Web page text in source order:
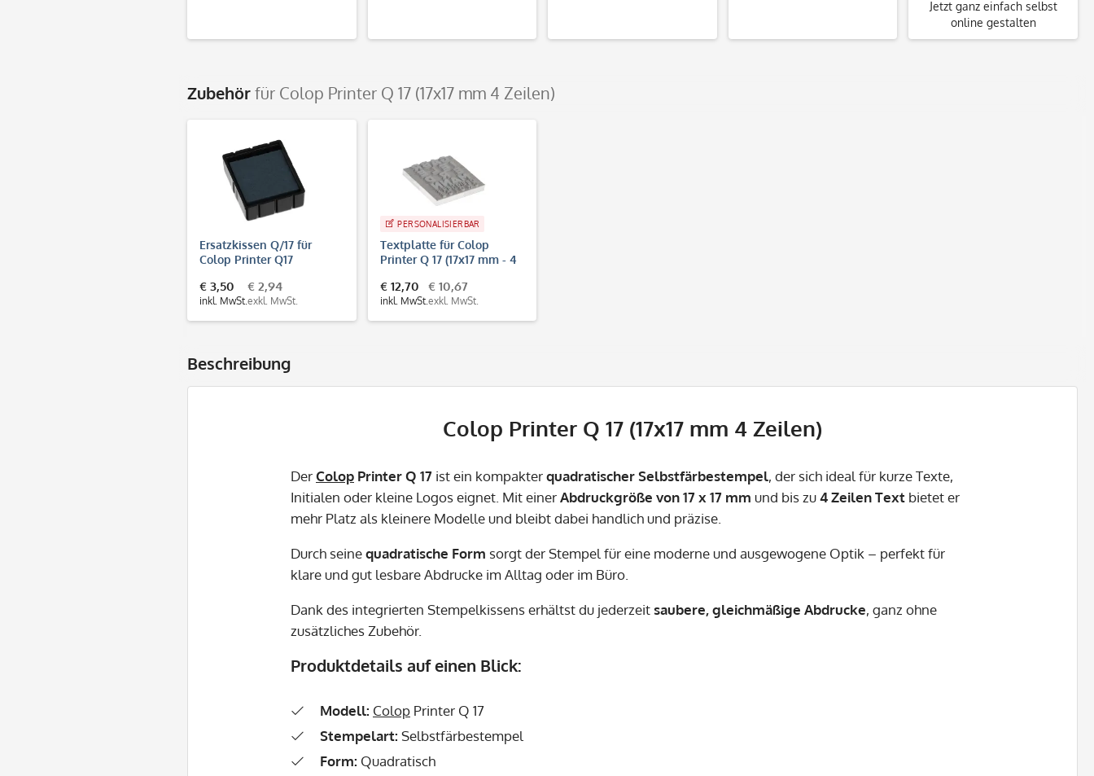
Jetzt ganz einfach selbst
online gestalten
Zubehörfür Colop Printer Q 17 (17x17 mm 4 Zeilen)
Ersatzkissen Q/17 für
Colop Printer Q17
€ 3,50
inkl. MwSt.
€ 2,94
exkl. MwSt.
PERSONALISIERBAR
Textplatte für Colop
Printer Q 17 (17x17 mm - 4
€ 12,70
inkl. MwSt.
€ 10,67
exkl. MwSt.
Beschreibung
Colop Printer Q 17 (17x17 mm 4 Zeilen)
DerColop Printer Q 17 ist ein kompakterquadratischer Selbstfärbestempel, der sich ideal für kurze Texte,
Initialen oder kleine Logos eignet. Mit einerAbdruckgröße von 17 x 17 mm und bis zu4 Zeilen Text bietet er
mehr Platz als kleinere Modelle und bleibt dabei handlich und präzise.
Durch seinequadratische Form sorgt der Stempel für eine moderne und ausgewogene Optik – perfekt für
klare und gut lesbare Abdrucke im Alltag oder im Büro.
Dank des integrierten Stempelkissens erhältst du jederzeitsaubere, gleichmäßige Abdrucke, ganz ohne
zusätzliches Zubehör.
Produktdetails auf einen Blick:
Modell: Colop Printer Q 17
Stempelart: Selbstfärbestempel
Form: Quadratisch